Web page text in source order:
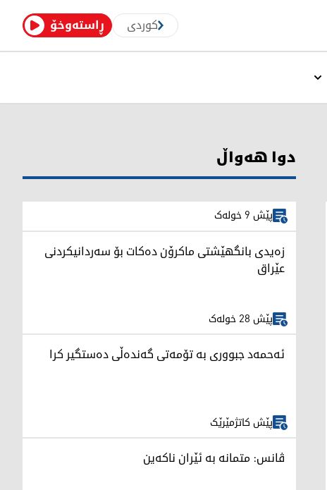
ڕاستەوخۆ کوردی
دوا هەواڵ
پێش 9 خولەک
زەیدی بانگهێشتی ماکرۆن دەکات بۆ سەردانیکردنی
عێراق
پێش 28 خولەک
ئەحمەد جبووری بە تۆمەتی گەندەڵی دەستگیر کرا
پێش کاتژمێرێک
ڤانس: متمانە بە ئێران ناکەین